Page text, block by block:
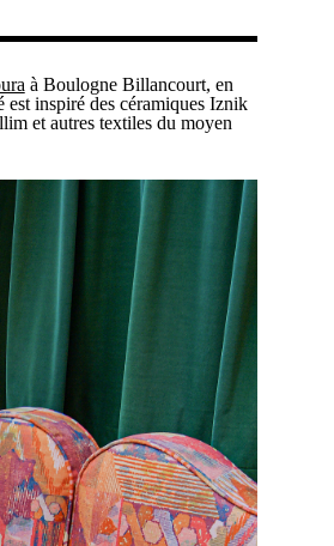
à Boulogne Billancourt, en
est inspiré des céramiques Iznik
et autres textiles du moyen